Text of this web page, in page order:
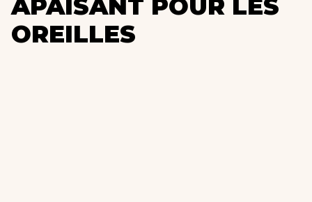
APAISANT POUR LES
OREILLES